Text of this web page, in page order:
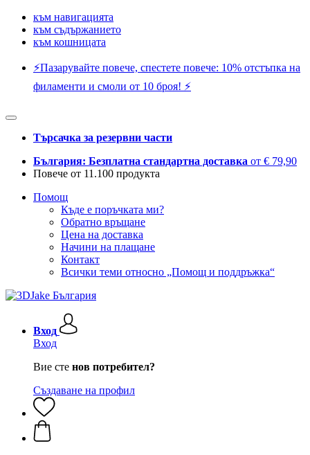
към навигацията
към съдържанието
към кошницата
⚡️Пазарувайте повече, спестете повече: 10% отстъпка на
филаменти и смоли от 10 броя! ⚡️
Търсачка за резервни части
България: Безплатна стандартна доставка от € 79,90
Повече от 11.100 продукта
Помощ
Къде е поръчката ми?
Обратно връщане
Цена на доставка
Начини на плащане
Контакт
Всички теми относно „Помощ и поддръжка“
Вход
Вход
Вие сте нов потребител?
Създаване на профил